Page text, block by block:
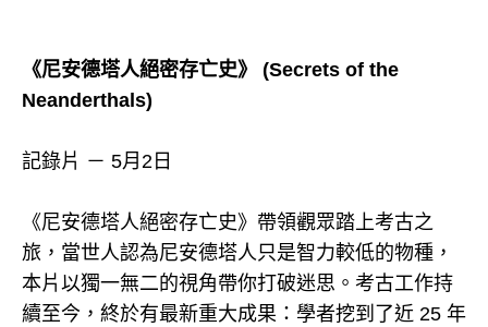
《尼安德塔人絕密存亡史》 (Secrets of the
Neanderthals)
記錄片 － 5月2日
《尼安德塔人絕密存亡史》帶領觀眾踏上考古之
旅，當世人認為尼安德塔人只是智力較低的物種，
本片以獨一無二的視角帶你打破迷思。考古工作持
續至今，終於有最新重大成果：學者挖到了近 25 年